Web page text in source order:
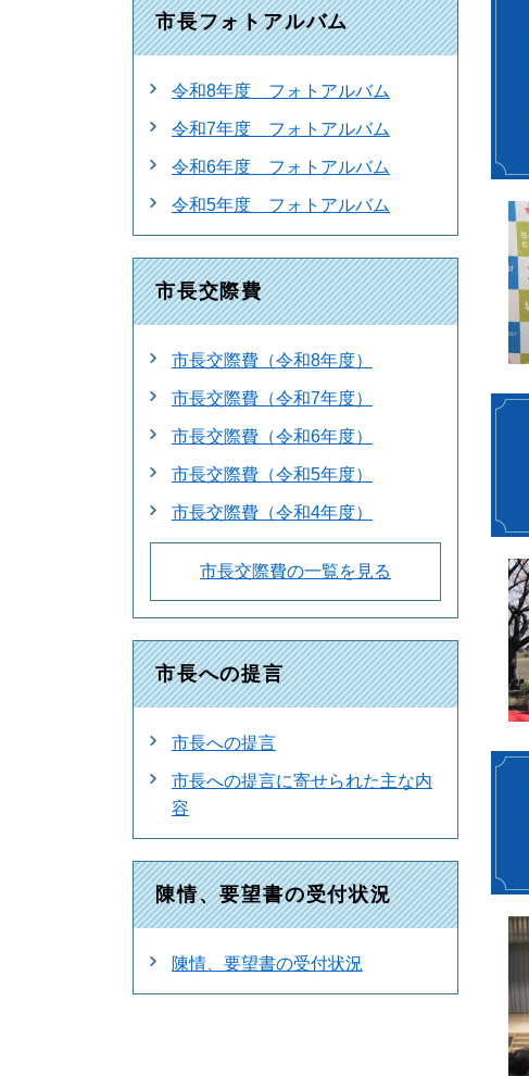
市長フォトアルバム
令和8年度 フォトアルバム
令和7年度 フォトアルバム
令和6年度 フォトアルバム
令和5年度 フォトアルバム
市長交際費
市長交際費（令和8年度）
市長交際費（令和7年度）
市長交際費（令和6年度）
市長交際費（令和5年度）
市長交際費（令和4年度）
市長交際費の一覧を見る
市長への提言
市長への提言
市長への提言に寄せられた主な内
容
陳情、要望書の受付状況
陳情、要望書の受付状況